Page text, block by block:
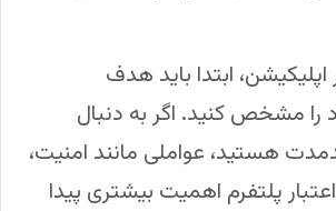
ابتدا باید هدف
را مشخص کنید. اگر به دنبال
هستید، عواملی مانند امنیت،
پلتفرم اهمیت بیشتری پیدا